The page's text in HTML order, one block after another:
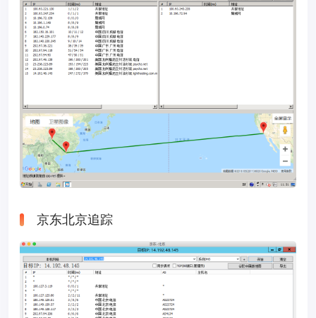
京东北京追踪